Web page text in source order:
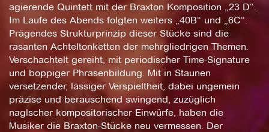
agierende Quintett mit der Braxton Komposition „23 D“.
Im Laufe des Abends folgten weiters „40B“ und „6C“.
Prägendes Strukturprinzip dieser Stücke sind die
rasanten Achteltonketten der mehrgliedrigen Themen.
Verschachtelt gereiht, mit periodischer Time-Signature
und boppiger Phrasenbildung. Mit in Staunen
versetzender, lässiger Verspieltheit, dabei ungemein
präzise und berauschend swingend, zuzüglich
naglscher kompositorischer Einwürfe, haben die
Musiker die Braxton-Stücke neu vermessen. Der